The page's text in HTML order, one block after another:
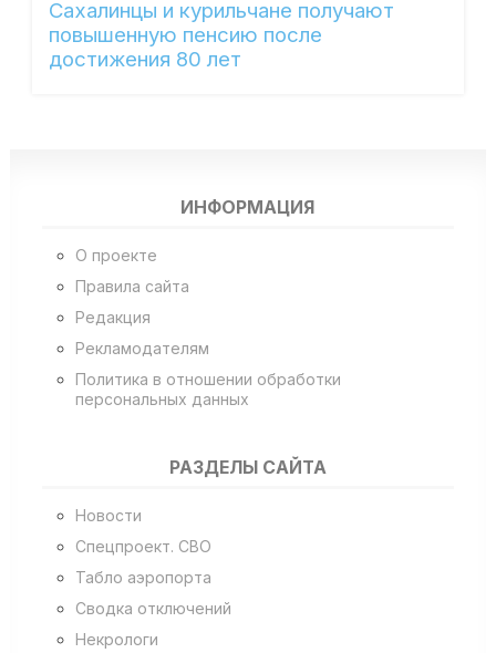
Сахалинцы и курильчане получают
повышенную пенсию после
достижения 80 лет
ИНФОРМАЦИЯ
О проекте
Правила сайта
Редакция
Рекламодателям
Политика в отношении обработки
персональных данных
РАЗДЕЛЫ САЙТА
Новости
Спецпроект. СВО
Табло аэропорта
Сводка отключений
Некрологи